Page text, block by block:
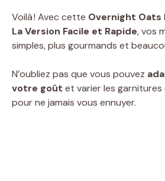
Voilà ! Avec cette Overnight Oats
La Version Facile et Rapide, vos
simples, plus gourmands et
N’oubliez pas que vous pouvez
votre goût et varier les garnitures
pour ne jamais vous ennuyer.